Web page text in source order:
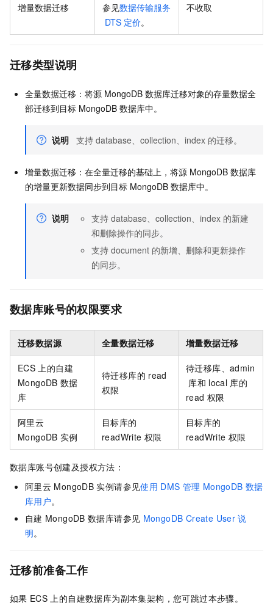
增量数据迁移
参见数据传输服务
DTS 定价。
不收取
迁移类型说明
全量数据迁移：将源 MongoDB 数据库迁移对象的存量数据全
部迁移到目标 MongoDB 数据库中。
说明 支持 database、collection、index 的迁移。
增量数据迁移：在全量迁移的基础上，将源 MongoDB 数据库
的增量更新数据同步到目标 MongoDB 数据库中。
说明 支持 database、collection、index 的新建
和删除操作的同步。
支持 document 的新增、删除和更新操作
的同步。
数据库账号的权限要求
迁移数据源 全量数据迁移 增量数据迁移
ECS 上的自建
MongoDB 数据
库
待迁移库的 read
权限
待迁移库、admin
库和 local 库的
read 权限
阿里云
MongoDB 实例
目标库的
readWrite 权限
目标库的
readWrite 权限
数据库账号创建及授权方法：
阿里云 MongoDB 实例请参见使用 DMS 管理 MongoDB 数据
库用户。
自建 MongoDB 数据库请参见 MongoDB Create User 说
明。
迁移前准备工作
如果 ECS 上的自建数据库为副本集架构，您可跳过本步骤。